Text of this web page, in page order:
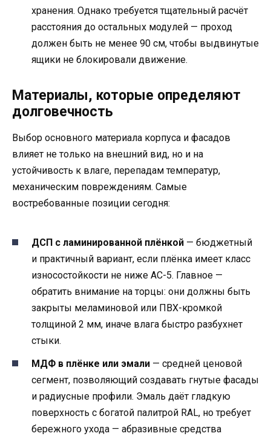
хранения. Однако требуется тщательный расчёт
расстояния до остальных модулей — проход
должен быть не менее 90 см, чтобы выдвинутые
ящики не блокировали движение.
Материалы, которые определяют
долговечность
Выбор основного материала корпуса и фасадов
влияет не только на внешний вид, но и на
устойчивость к влаге, перепадам температур,
механическим повреждениям. Самые
востребованные позиции сегодня:
ДСП с ламинированной плёнкой — бюджетный
и практичный вариант, если плёнка имеет класс
износостойкости не ниже AC-5. Главное —
обратить внимание на торцы: они должны быть
закрыты меламиновой или ПВХ-кромкой
толщиной 2 мм, иначе влага быстро разбухнет
стыки.
МДФ в плёнке или эмали — средней ценовой
сегмент, позволяющий создавать гнутые фасады
и радиусные профили. Эмаль даёт гладкую
поверхность с богатой палитрой RAL, но требует
бережного ухода — абразивные средства